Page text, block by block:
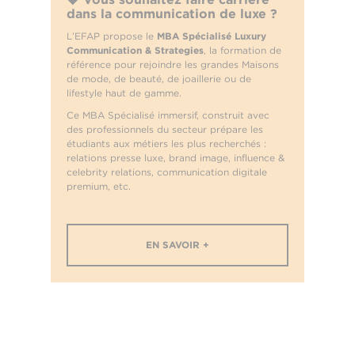
dans la communication de luxe ?
L’EFAP propose le MBA Spécialisé Luxury
Communication & Strategies, la formation de
référence pour rejoindre les grandes Maisons
de mode, de beauté, de joaillerie ou de
lifestyle haut de gamme.
Ce MBA Spécialisé immersif, construit avec
des professionnels du secteur prépare les
étudiants aux métiers les plus recherchés :
relations presse luxe, brand image, influence &
celebrity relations, communication digitale
premium, etc.
EN SAVOIR +